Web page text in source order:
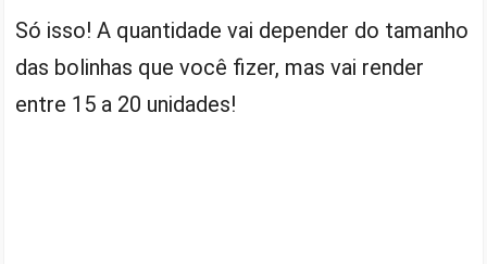
Só isso! A quantidade vai depender do tamanho
das bolinhas que você fizer, mas vai render
entre 15 a 20 unidades!